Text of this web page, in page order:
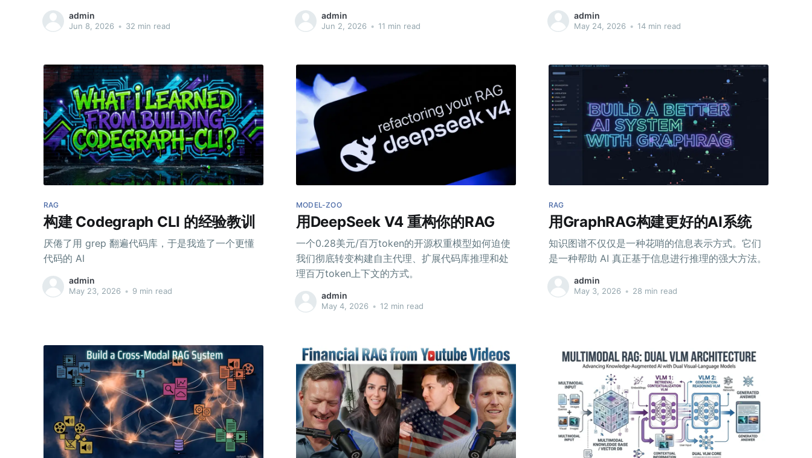
admin
Jun 8, 2026 • 32 min read
admin
Jun 2, 2026 • 11 min read
admin
May 24, 2026 • 14 min read
RAG
构建 Codegraph CLI 的经验教训
厌倦了用 grep 翻遍代码库，于是我造了一个更懂
代码的 AI
admin
May 23, 2026 • 9 min read
MODEL-ZOO
用DeepSeek V4 重构你的RAG
一个0.28美元/百万token的开源权重模型如何迫使
我们彻底转变构建自主代理、扩展代码库推理和处
理百万token上下文的方式。
admin
May 4, 2026 • 12 min read
RAG
用GraphRAG构建更好的AI系统
知识图谱不仅仅是一种花哨的信息表示方式。它们
是一种帮助 AI 真正基于信息进行推理的强大方法。
admin
May 3, 2026 • 28 min read